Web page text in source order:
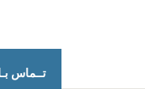
تــماس